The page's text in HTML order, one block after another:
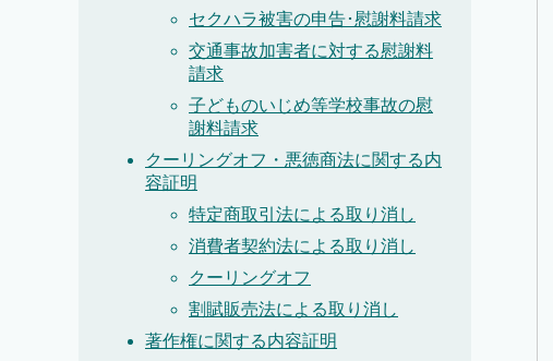
セクハラ被害の申告･慰謝料請求
交通事故加害者に対する慰謝料
請求
子どものいじめ等学校事故の慰
謝料請求
クーリングオフ・悪徳商法に関する内
容証明
特定商取引法による取り消し
消費者契約法による取り消し
クーリングオフ
割賦販売法による取り消し
著作権に関する内容証明